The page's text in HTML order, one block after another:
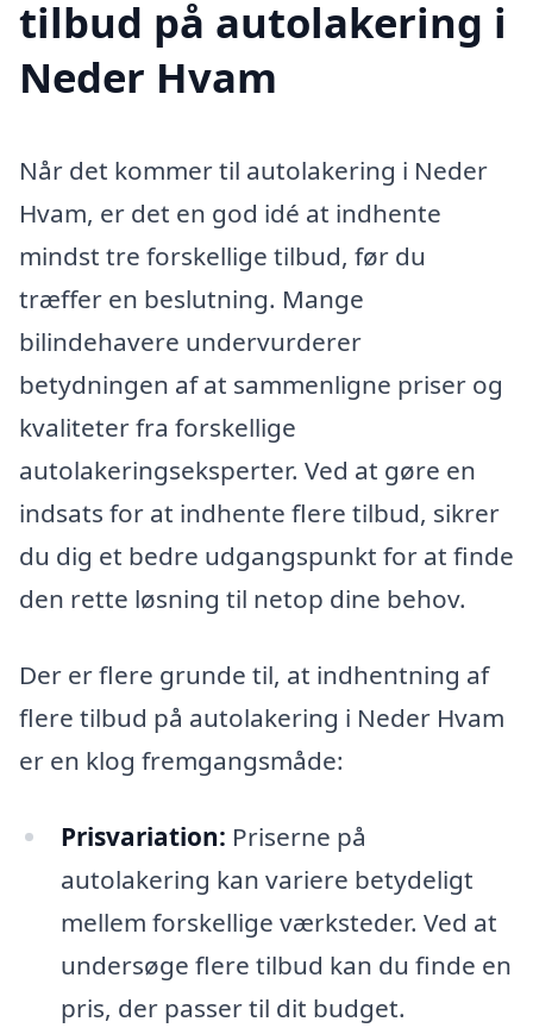
tilbud på autolakering i
Neder Hvam
Når det kommer til autolakering i Neder
Hvam, er det en god idé at indhente
mindst tre forskellige tilbud, før du
træffer en beslutning. Mange
bilindehavere undervurderer
betydningen af at sammenligne priser og
kvaliteter fra forskellige
autolakeringseksperter. Ved at gøre en
indsats for at indhente flere tilbud, sikrer
du dig et bedre udgangspunkt for at finde
den rette løsning til netop dine behov.
Der er flere grunde til, at indhentning af
flere tilbud på autolakering i Neder Hvam
er en klog fremgangsmåde:
Prisvariation: Priserne på
autolakering kan variere betydeligt
mellem forskellige værksteder. Ved at
undersøge flere tilbud kan du finde en
pris, der passer til dit budget.